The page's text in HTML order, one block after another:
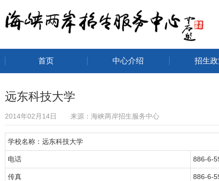
海峡两岸招生服务中心
首页 中心介绍 招生
远东科技大学
2014年02月14日 来源：海峡两岸招生服务中心
学校名称：远东科技大学
电话 886-6-
传真 886-6-